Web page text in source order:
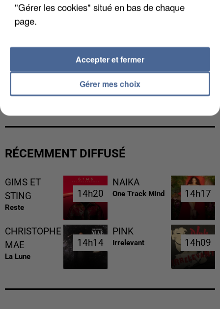
LES DONNÉES DE 300 000 CLIENTS DÉROBÉES À
RÉCEMMENT DIFFUSÉ
GIMS ET
STING
Reste
14h20
14h20
NAIKA
One Track Mind 14h17
14h17
CHRISTOPHE
MAE
La Lune
14h14
14h14
PINK
Irrelevant 14h09
14h09
"Gérer les cookies" situé en bas de chaque
page.
Gérer mes choix
Accepter et fermer